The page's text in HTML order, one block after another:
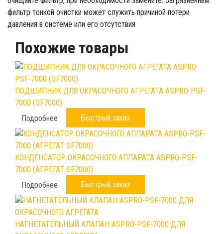
фильтр тонкой очистки может служить причиной потери
давления в системе или его отсутствия
Похожие товары
ПОДШИПНИК ДЛЯ ОКРАСОЧНОГО АГРЕГАТА ASPRO-PSF-
7000 (SF7000)
Подробнее
Быстрый заказ
КОНДЕНСАТОР ОКРАСОЧНОГО АППАРАТА ASPRO-PSF-
7000 (АГРЕГАТ SF7000)
Подробнее
Быстрый заказ
НАГНЕТАТЕЛЬНЫЙ КЛАПАН ASPRO-PSF-7000 ДЛЯ